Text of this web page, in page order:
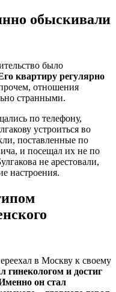
обыскивали
было
квартиру регулярно
отношения
странными.
по телефону,
устроиться во
поставленные по
и посещал их не по
не арестовали,
настроения.
в Москву к своему
гинекологом и достиг
он стал